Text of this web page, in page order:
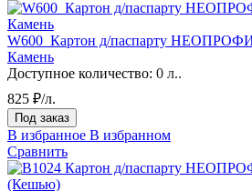
W600_Картон д/паспарту
Камень
Доступное количество: 0 л..
825 ₽/л.
Под заказ
В избранное В избранном
Сравнить